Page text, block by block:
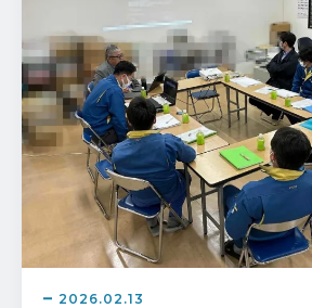
2026.02.13